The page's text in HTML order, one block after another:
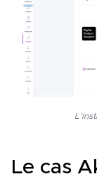
Le cas